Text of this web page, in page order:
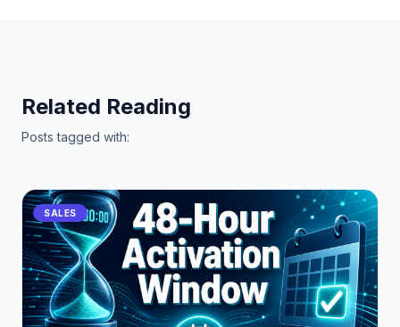
Related Reading
Posts tagged with:
SALES